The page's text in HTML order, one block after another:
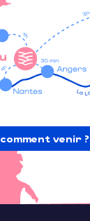
comment venir ?